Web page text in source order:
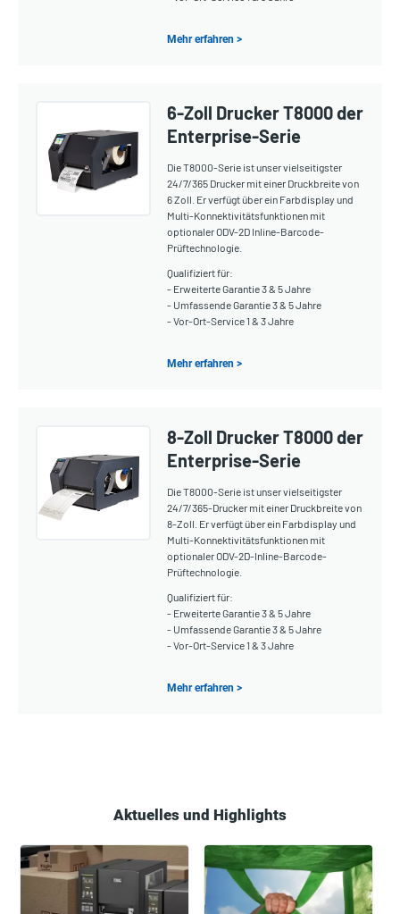
Mehr erfahren >
6-Zoll Drucker T8000 der
Enterprise-Serie
Die T8000-Serie ist unser vielseitigster
24/7/365 Drucker mit einer Druckbreite von
6 Zoll. Er verfügt über ein Farbdisplay und
Multi-Konnektivitätsfunktionen mit
optionaler ODV-2D Inline-Barcode-
Prüftechnologie.
Qualifiziert für:
- Erweiterte Garantie 3 & 5 Jahre
- Umfassende Garantie 3 & 5 Jahre
- Vor-Ort-Service 1 & 3 Jahre
Mehr erfahren >
8-Zoll Drucker T8000 der
Enterprise-Serie
Die T8000-Serie ist unser vielseitigster
24/7/365-Drucker mit einer Druckbreite von
8-Zoll. Er verfügt über ein Farbdisplay und
Multi-Konnektivitätsfunktionen mit
optionaler ODV-2D-Inline-Barcode-
Prüftechnologie.
Qualifiziert für:
- Erweiterte Garantie 3 & 5 Jahre
- Umfassende Garantie 3 & 5 Jahre
- Vor-Ort-Service 1 & 3 Jahre
Mehr erfahren >
Aktuelles und Highlights